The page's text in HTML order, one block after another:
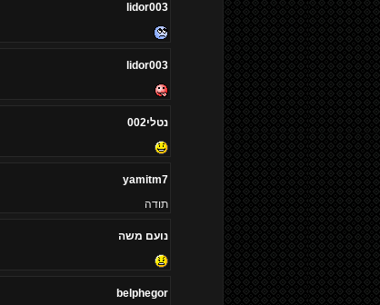
lidor003
lidor003
נטלי002
yamitm7
תודה
נועם משה
belphegor